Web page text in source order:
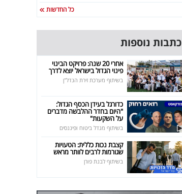
כל החדשות
כתבות נוספות
אחרי 20 שנה: פרויקט הבינוי
פינוי הגדול בישראל יוצא לדרך
בשיתוף מערכת זירת הנדל"ן
כדורגל בעידן הכסף הגדול:
"היום בחדר ההלבשה מדברים
על השקעות"
בשיתוף מגדל ביטוח ופיננסים
קצבת נכות כללית: הטעויות
שגורמות לרבים לוותר מראש
בשיתוף לבנת פורן